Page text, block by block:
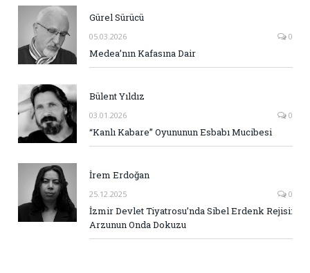
Gürel Sürücü
05.03.2026 0
Medea’nın Kafasına Dair
Bülent Yıldız
03.01.2026 0
“Kanlı Kabare” Oyununun Esbabı Mucibesi
İrem Erdoğan
25.12.2025 0
İzmir Devlet Tiyatrosu’nda Sibel Erdenk Rejisi:
Arzunun Onda Dokuzu